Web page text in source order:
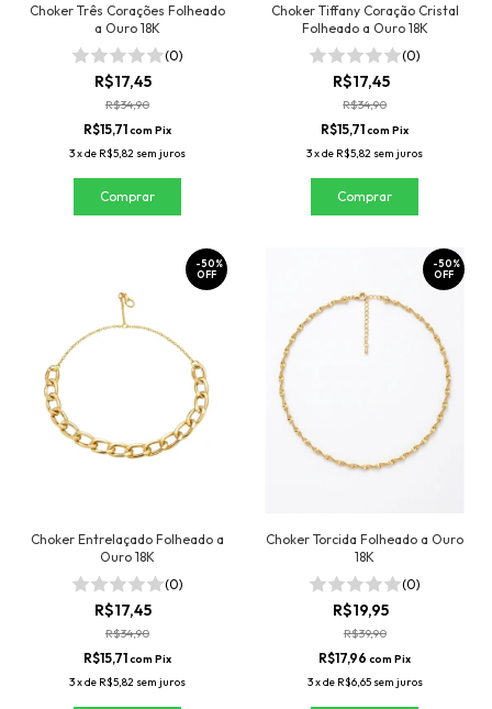
Choker Três Corações Folheado
a Ouro 18K
(0)
R$17,45
R$34,90
R$15,71com Pix
3xde R$5,82 sem juros
Choker Tiffany Coração Cristal
Folheado a Ouro 18K
(0)
R$17,45
R$34,90
R$15,71com Pix
3xde R$5,82 sem juros
Choker Entrelaçado Folheado a
Ouro 18K
(0)
R$17,45
-50%
OFF
R$34,90
R$15,71com Pix
3xde R$5,82 sem juros
Choker Torcida Folheado a Ouro
18K
(0)
R$19,95
-50%
OFF
R$39,90
R$17,96com Pix
3xde R$6,65 sem juros